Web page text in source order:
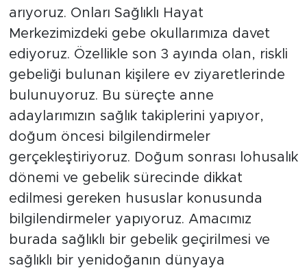
arıyoruz. Onları Sağlıklı Hayat
Merkezimizdeki gebe okullarımıza davet
ediyoruz. Özellikle son 3 ayında olan, riskli
gebeliği bulunan kişilere ev ziyaretlerinde
bulunuyoruz. Bu süreçte anne
adaylarımızın sağlık takiplerini yapıyor,
doğum öncesi bilgilendirmeler
gerçekleştiriyoruz. Doğum sonrası lohusalık
dönemi ve gebelik sürecinde dikkat
edilmesi gereken hususlar konusunda
bilgilendirmeler yapıyoruz. Amacımız
burada sağlıklı bir gebelik geçirilmesi ve
sağlıklı bir yenidoğanın dünyaya